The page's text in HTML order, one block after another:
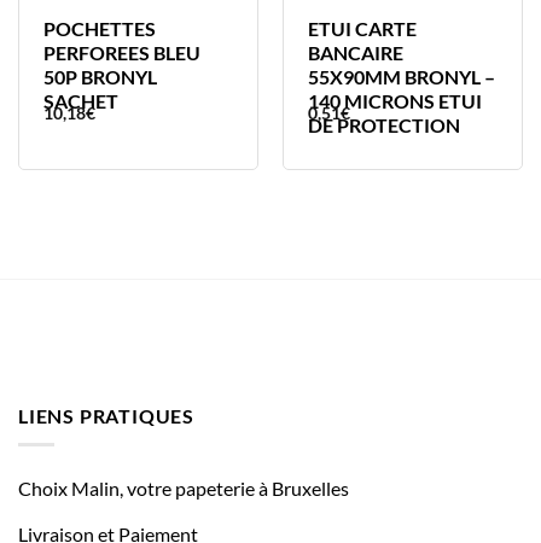
POCHETTES
PERFOREES BLEU
50P BRONYL
SACHET
10,18€
ETUI CARTE
BANCAIRE
55X90MM BRONYL –
140 MICRONS ETUI
DE PROTECTION
0,51€
LIENS PRATIQUES
Choix Malin, votre papeterie à Bruxelles
Livraison et Paiement